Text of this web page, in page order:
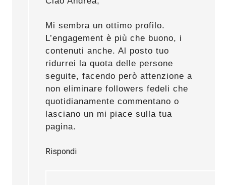
Mi sembra un ottimo profilo.
L’engagement è più che buono, i
contenuti anche. Al posto tuo
ridurrei la quota delle persone
seguite, facendo però attenzione a
non eliminare followers fedeli che
quotidianamente commentano o
lasciano un mi piace sulla tua
pagina.
Rispondi